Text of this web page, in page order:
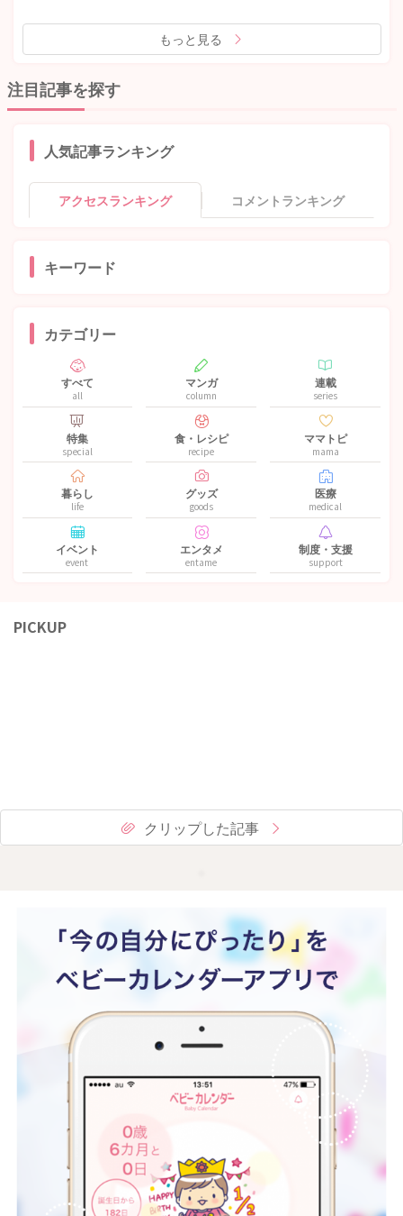
もっと見る
注目記事を探す
人気記事ランキング
アクセスランキング コメントランキング
キーワード
カテゴリー
すべて
all
マンガ
column
連載
series
特集
special
食・レシピ
recipe
ママトピ
mama
暮らし
life
グッズ
goods
医療
medical
イベント
event
エンタメ
entame
制度・支援
support
PICKUP
クリップした記事